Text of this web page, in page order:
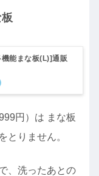
能まな板(L)]通販
円）は まな板
とりません。
、洗ったあとの